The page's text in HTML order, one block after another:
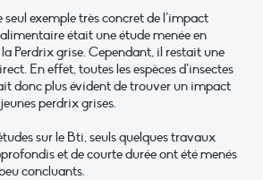
exemple très concret de l’impact
était une étude menée en
Perdrix grise. Cependant, il restait une
En effet, toutes les espèces d’insectes
donc plus évident de trouver un impact
perdrix grises.
sur le Bti, seuls quelques travaux
et de courte durée ont été menés
concluants.